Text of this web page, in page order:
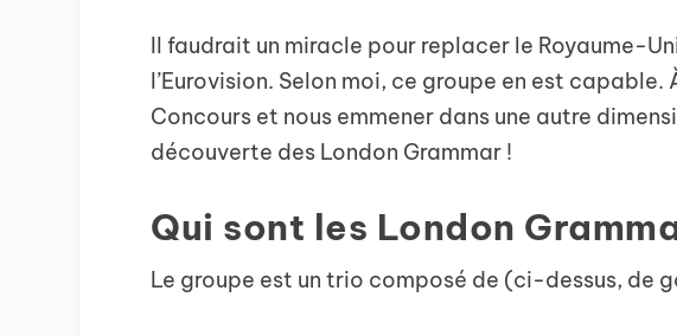
Il faudrait un miracle pour replacer le Royaume-
l’Eurovision. Selon moi, ce groupe en est
Concours et nous emmener dans une autre
découverte des London Grammar !
Qui sont les London
Le groupe est un trio composé de (ci-dessus, de